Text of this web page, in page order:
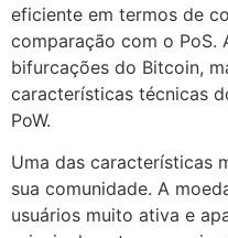
eficiente em termos de
comparação com o PoS.
bifurcações do Bitcoin,
características técnicas
PoW.
Uma das características
sua comunidade. A
usuários muito ativa e